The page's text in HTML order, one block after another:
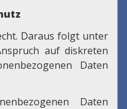
Daraus folgt unter
auf diskreten
Daten
Daten